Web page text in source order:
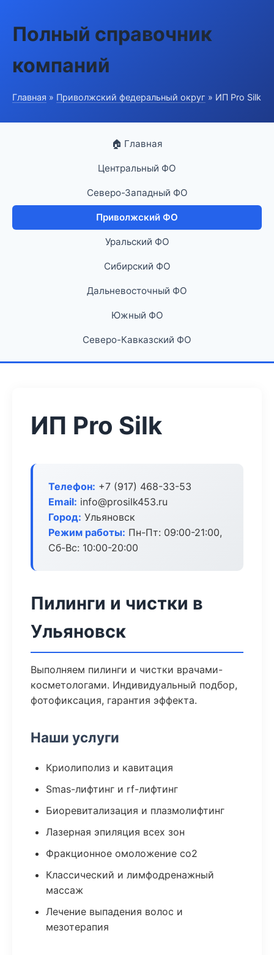
Полный справочник
компаний
Главная » Приволжский федеральный округ » ИП Pro Silk
🏠 Главная
Центральный ФО
Северо-Западный ФО
Приволжский ФО
Уральский ФО
Сибирский ФО
Дальневосточный ФО
Южный ФО
Северо-Кавказский ФО
ИП Pro Silk
Телефон: +7 (917) 468-33-53
Email: info@prosilk453.ru
Город: Ульяновск
Режим работы: Пн-Пт: 09:00-21:00,
Сб-Вс: 10:00-20:00
Пилинги и чистки в
Ульяновск
Выполняем пилинги и чистки врачами-
косметологами. Индивидуальный подбор,
фотофиксация, гарантия эффекта.
Наши услуги
Криолиполиз и кавитация
Smas-лифтинг и rf-лифтинг
Биоревитализация и плазмолифтинг
Лазерная эпиляция всех зон
Фракционное омоложение co2
Классический и лимфодренажный
массаж
Лечение выпадения волос и
мезотерапия